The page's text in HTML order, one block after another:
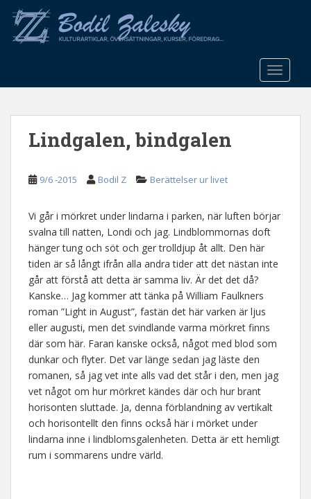
o
Lindgalen, bindgalen
9/6 -2015 Bodil Z Berättelser ur livet
Vi går i mörkret under lindarna i parken, när luften börjar
svalna till natten, Londi och jag. Lindblommornas doft
hänger tung och söt och ger trolldjup åt allt. Den här
tiden är så långt ifrån alla andra tider att det nästan inte
går att förstå att detta är samma liv. Är det det då?
Kanske… Jag kommer att tänka på William Faulkners
roman ”Light in August”, fastän det här varken är ljus
eller augusti, men det svindlande varma mörkret finns
där som här. Faran kanske också, något med blod som
dunkar och flyter. Det var länge sedan jag läste den
romanen, så jag vet inte alls vad det står i den, men jag
vet något om hur mörkret kändes där och hur brant
horisonten sluttade. Ja, denna förblandning av vertikalt
och horisontellt den finns också här i mörket under
lindarna inne i lindblomsgalenheten. Detta är ett hemligt
rum i sommarens undre värld.